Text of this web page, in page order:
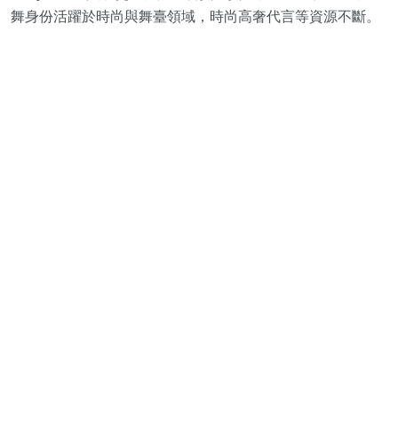
舞身份活躍於時尚與舞臺領域，時尚高奢代言等資源不斷。